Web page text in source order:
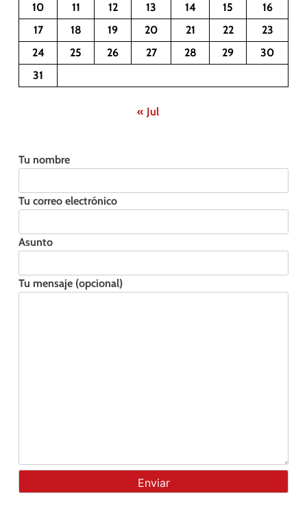
10
11 12 13 14 15
16
17
18 19 20 21 22
23
24
25 26 27 28 29
30
31
« Jul
Tu nombre
Tu correo electrónico
Asunto
Tu mensaje (opcional)